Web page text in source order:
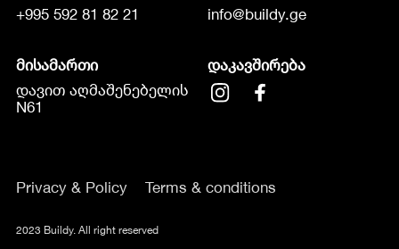
+995 592 81 82 21
info@buildy.ge
მისამართი
დავით აღმაშენებელის
N61
დაკავშირება
Privacy & Policy Terms & conditions
2023 Buildy. All right reserved